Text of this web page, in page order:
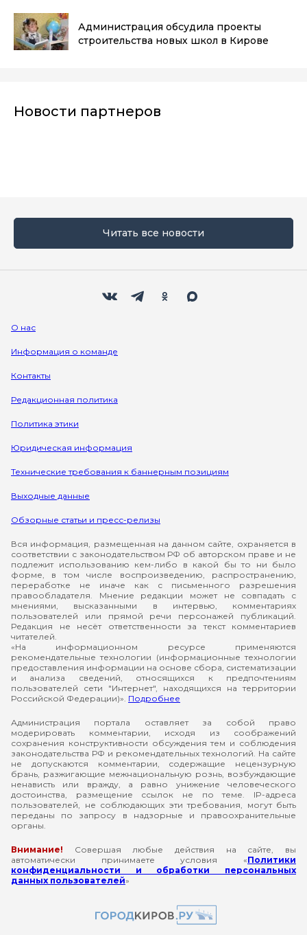
Администрация обсудила проекты
строительства новых школ в Кирове
Новости партнеров
Читать все новости
О нас
Информация о команде
Контакты
Редакционная политика
Политика этики
Юридическая информация
Технические требования к баннерным позициям
Выходные данные
Обзорные статьи и пресс-релизы
Вся информация, размещенная на данном сайте, охраняется в
соответствии с законодательством РФ об авторском праве и не
подлежит использованию кем-либо в какой бы то ни было
форме, в том числе воспроизведению, распространению,
переработке не иначе как с письменного разрешения
правообладателя. Мнение редакции может не совпадать с
мнениями, высказанными в интервью, комментариях
пользователей или прямой речи персонажей публикаций.
Редакция не несёт ответственности за текст комментариев
читателей.
«На информационном ресурсе применяются
рекомендательные технологии (информационные технологии
предоставления информации на основе сбора, систематизации
и анализа сведений, относящихся к предпочтениям
пользователей сети "Интернет", находящихся на территории
Российской Федерации)». Подробнее
Администрация портала оставляет за собой право
модерировать комментарии, исходя из соображений
сохранения конструктивности обсуждения тем и соблюдения
законодательства РФ и рекомендательных технологий. На сайте
не допускаются комментарии, содержащие нецензурную
брань, разжигающие межнациональную рознь, возбуждающие
ненависть или вражду, а равно унижение человеческого
достоинства, размещение ссылок не по теме. IP-адреса
пользователей, не соблюдающих эти требования, могут быть
переданы по запросу в надзорные и правоохранительные
органы.
Внимание! Совершая любые действия на сайте, вы
автоматически принимаете условия «Политики
конфиденциальности и обработки персональных
данных пользователей»